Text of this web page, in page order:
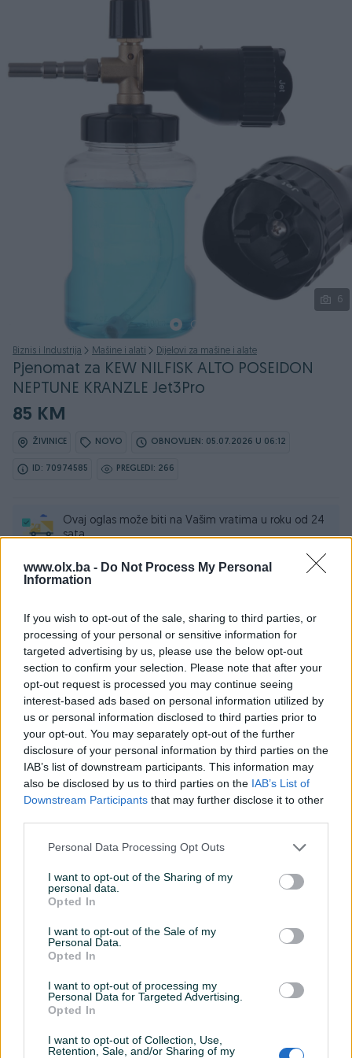
www.olx.ba - Do Not Process My Personal
Information
If you wish to opt-out of the sale, sharing to third parties, or
processing of your personal or sensitive information for
targeted advertising by us, please use the below opt-out
section to confirm your selection. Please note that after your
opt-out request is processed you may continue seeing
interest-based ads based on personal information utilized by
us or personal information disclosed to third parties prior to
your opt-out. You may separately opt-out of the further
disclosure of your personal information by third parties on the
IAB’s list of downstream participants. This information may
also be disclosed by us to third parties on the IAB’s List of
Downstream Participants that may further disclose it to other
Personal Data Processing Opt Outs
I want to opt-out of the Sharing of my
personal data.
Opted In
I want to opt-out of the Sale of my
Personal Data.
Opted In
I want to opt-out of processing my
Personal Data for Targeted Advertising.
Opted In
I want to opt-out of Collection, Use,
Retention, Sale, and/or Sharing of my
6
Biznis i Industrija Mašine i alati Dijelovi za mašine i alate
Pjenomat za KEW NILFISK ALTO POSEIDON
NEPTUNE KRANZLE Jet3Pro
85 KM
ŽIVINICE NOVO OBNOVLJEN: 05.07.2026 U 06:12
ID: 70974585 PREGLEDI: 266
Ovaj oglas može biti na Vašim vratima u roku od 24
sata
Naruči
Osobine
Tip mašine/alata Za pumpe i kompresore
Datum objave 19.09.2025
Detaljni opis
PROFESIONALNI PJENOMAT Jet3Pro REZERVOAR 1L –
Kompatibilnost:
Opis proizvoda:
Pjenomat savršeno radi sa svim vrstama sredstava za